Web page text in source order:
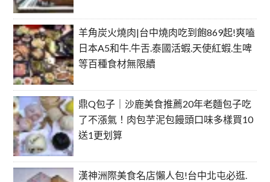
羊角炭火燒肉|台中燒肉吃到飽869起!爽嗑
日本A5和牛.牛舌.泰國活蝦.天使紅蝦.生啤
等百種食材無限續
鼎Q包子｜沙鹿美食推薦20年老麵包子吃
了不漲氣！肉包芋泥包饅頭口味多樣買10
送1更划算
漢神洲際美食名店懶人包!台中北屯必逛.